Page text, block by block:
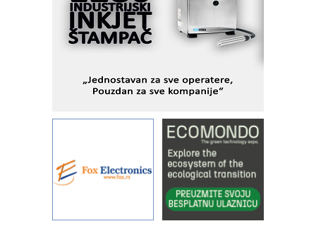
Alba d.o.o. – 35 godina preciznosti u
metrologiji i pametnim dozirnim
rešenjima
STAUFF – Komponente koje
sistema
YAMADA pumpe – japanska
pouzdanost u transferu fluida
Filtration Group Industrial – Napredna
rešenja za filtraciju u hidrauličkim i
procesnim sistemima
RILINEX kompanije Rittal